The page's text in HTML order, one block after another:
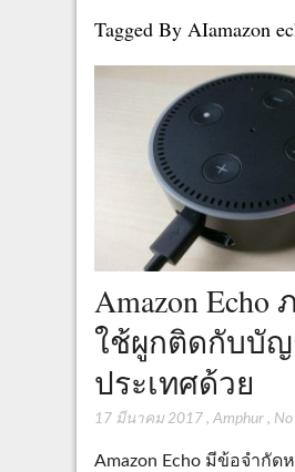
Tagged By AIamazon
Amazon Echo
ใช้ผูกติดกับบั
ประเทศด้วย
17 มีนาคม 2017, Amphur,
Amazon Echo มีข้อจำกัด